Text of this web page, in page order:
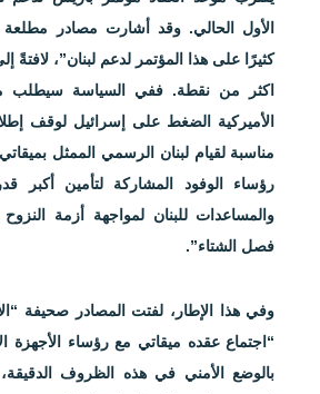
الأول الحالي. وقد أشارت مصادر مطلعة
كثيرًا على هذا المؤتمر لدعم لبنان”، لافتةً
اكثر من نقطة. ففي السياسة سيطلب من
الأميركية الضغط على إسرائيل لوقف
مناسبة لقيام لبنان الرسمي الممثل
رؤساء الوفود المشاركة لتأمين أكبر
والمساعدات للبنان لمواجهة أزمة
فصل الشتاء”.
وفي هذا الإطار، لفتت المصادر صحيفة
“اجتماع عقده ميقاتي مع رؤساء الأجهزة
بالوضع الأمني في هذه الظروف